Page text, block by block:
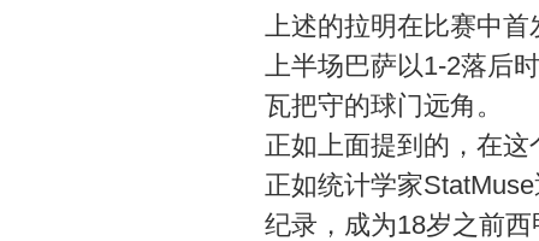
上述的拉明在比赛中
上半场巴萨以1-2落后
瓦把守的球门远角。
正如上面提到的，在
正如统计学家
纪录，成为18岁之前